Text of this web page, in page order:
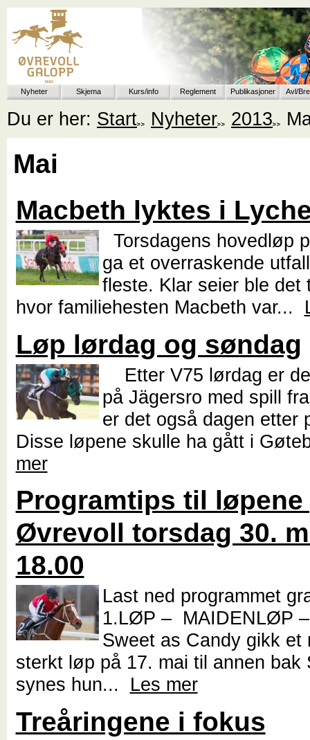
Nyheter Skjema Kurs/info Reglement Publikasjoner Avl/
Du er her: Start Nyheter 2013
Mai
Macbeth lyktes i
Torsdagens hovedløp
ga et overraskende
fleste. Klar seier ble det
hvor familiehesten Macbeth var...
Løp lørdag og søndag
Etter V75 lørdag er
på Jägersro med spill
er det også dagen etter
Disse løpene skulle ha gått i
mer
Programtips til løpene
Øvrevoll torsdag 30.
18.00
Last ned programmet
1.LØP – MAIDENLØP
Sweet as Candy gikk et
sterkt løp på 17. mai til annen bak
synes hun... Les mer
Treåringene i fokus